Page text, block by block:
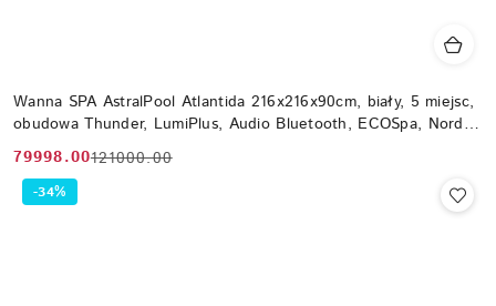
Wanna SPA AstralPool Atlantida 216x216x90cm, biały, 5 miejsc,
obudowa Thunder, LumiPlus, Audio Bluetooth, ECOSpa, Nordic
WiFi
Cena
promocyjna:
79998.00
Cena
przed
121000.00
-34%